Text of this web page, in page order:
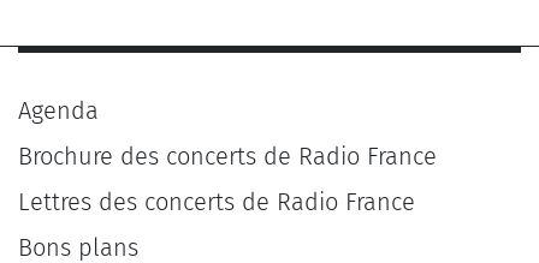
Agenda
Brochure des concerts de Radio France
Lettres des concerts de Radio France
Bons plans